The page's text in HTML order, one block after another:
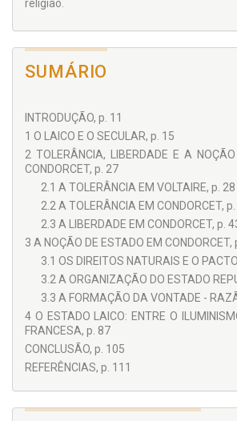
religião.
SUMÁRIO
INTRODUÇÃO, p. 11
1 O LAICO E O SECULAR, p. 15
2 TOLERÂNCIA, LIBERDADE E A
CONDORCET, p. 27
2.1 A TOLERÂNCIA EM VOLTAIRE, p. 28
2.2 A TOLERÂNCIA EM CONDORCET,
2.3 A LIBERDADE EM CONDORCET, p.
3 A NOÇÃO DE ESTADO EM CONDORCET,
3.1 OS DIREITOS NATURAIS E O
3.2 A ORGANIZAÇÃO DO ESTADO
3.3 A FORMAÇÃO DA VONTADE -
4 O ESTADO LAICO: ENTRE O
FRANCESA, p. 87
CONCLUSÃO, p. 105
REFERÊNCIAS, p. 111